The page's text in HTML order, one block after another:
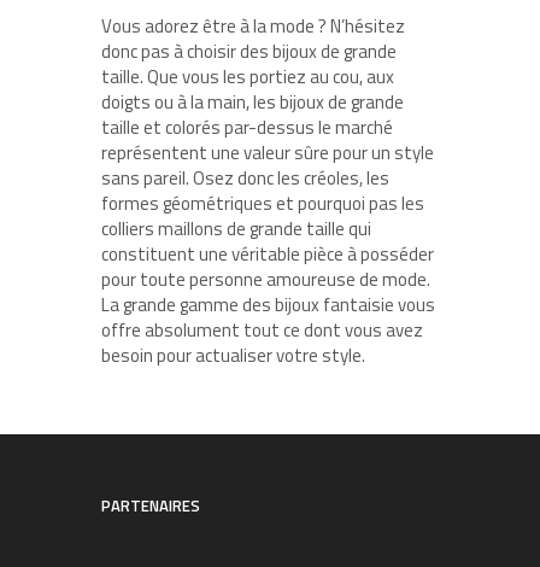
Vous adorez être à la mode ? N’hésitez
donc pas à choisir des bijoux de grande
taille. Que vous les portiez au cou, aux
doigts ou à la main, les bijoux de grande
taille et colorés par-dessus le marché
représentent une valeur sûre pour un style
sans pareil. Osez donc les créoles, les
formes géométriques et pourquoi pas les
colliers maillons de grande taille qui
constituent une véritable pièce à posséder
pour toute personne amoureuse de mode.
La grande gamme des bijoux fantaisie vous
offre absolument tout ce dont vous avez
besoin pour actualiser votre style.
PARTENAIRES